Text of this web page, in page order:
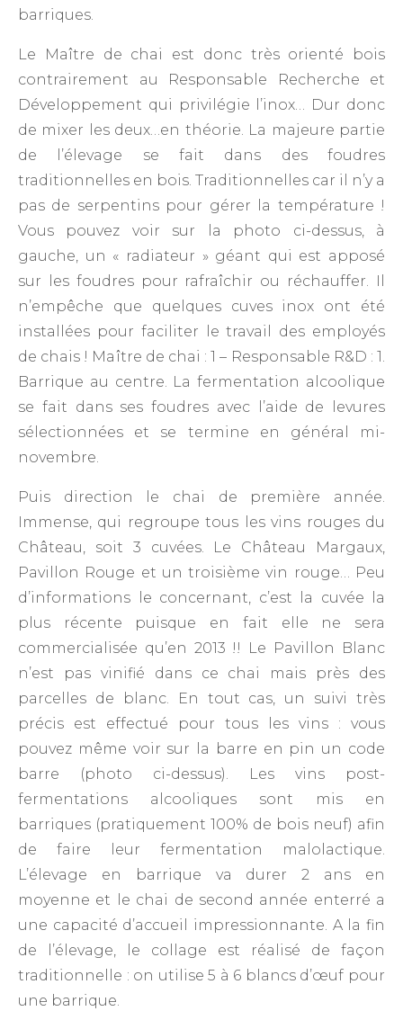
barriques.
Le Maître de chai est donc très orienté bois
contrairement au Responsable Recherche et
Développement qui privilégie l’inox… Dur donc
de mixer les deux…en théorie. La majeure partie
de l’élevage se fait dans des foudres
traditionnelles en bois. Traditionnelles car il n’y a
pas de serpentins pour gérer la température !
Vous pouvez voir sur la photo ci-dessus, à
gauche, un « radiateur » géant qui est apposé
sur les foudres pour rafraîchir ou réchauffer. Il
n’empêche que quelques cuves inox ont été
installées pour faciliter le travail des employés
de chais ! Maître de chai : 1 – Responsable R&D : 1.
Barrique au centre. La fermentation alcoolique
se fait dans ses foudres avec l’aide de levures
sélectionnées et se termine en général mi-
novembre.
Puis direction le chai de première année.
Immense, qui regroupe tous les vins rouges du
Château, soit 3 cuvées. Le Château Margaux,
Pavillon Rouge et un troisième vin rouge… Peu
d’informations le concernant, c’est la cuvée la
plus récente puisque en fait elle ne sera
commercialisée qu’en 2013 !! Le Pavillon Blanc
n’est pas vinifié dans ce chai mais près des
parcelles de blanc. En tout cas, un suivi très
précis est effectué pour tous les vins : vous
pouvez même voir sur la barre en pin un code
barre (photo ci-dessus). Les vins post-
fermentations alcooliques sont mis en
barriques (pratiquement 100% de bois neuf) afin
de faire leur fermentation malolactique.
L’élevage en barrique va durer 2 ans en
moyenne et le chai de second année enterré a
une capacité d’accueil impressionnante. A la fin
de l’élevage, le collage est réalisé de façon
traditionnelle : on utilise 5 à 6 blancs d’œuf pour
une barrique.